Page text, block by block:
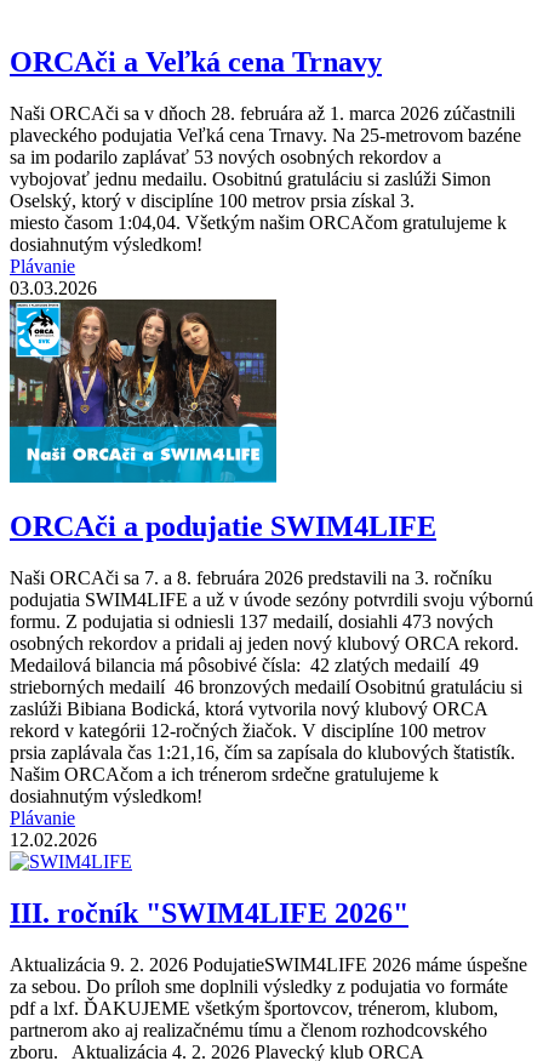
ORCAči a Veľká cena Trnavy
Naši ORCAči sa v dňoch 28. februára až 1. marca 2026 zúčastnili
plaveckého podujatia Veľká cena Trnavy. Na 25-metrovom bazéne
sa im podarilo zaplávať 53 nových osobných rekordov a
vybojovať jednu medailu. Osobitnú gratuláciu si zaslúži Simon
Oselský, ktorý v disciplíne 100 metrov prsia získal 3.
miesto časom 1:04,04. Všetkým našim ORCAčom gratulujeme k
dosiahnutým výsledkom!
Plávanie
03.03.2026
ORCAči a podujatie SWIM4LIFE
Naši ORCAči sa 7. a 8. februára 2026 predstavili na 3. ročníku
podujatia SWIM4LIFE a už v úvode sezóny potvrdili svoju výbornú
formu. Z podujatia si odniesli 137 medailí, dosiahli 473 nových
osobných rekordov a pridali aj jeden nový klubový ORCA rekord.
Medailová bilancia má pôsobivé čísla: 42 zlatých medailí 49
strieborných medailí 46 bronzových medailí Osobitnú gratuláciu si
zaslúži Bibiana Bodická, ktorá vytvorila nový klubový ORCA
rekord v kategórii 12-ročných žiačok. V disciplíne 100 metrov
prsia zaplávala čas 1:21,16, čím sa zapísala do klubových štatistík.
Našim ORCAčom a ich trénerom srdečne gratulujeme k
dosiahnutým výsledkom!
Plávanie
12.02.2026
III. ročník "SWIM4LIFE 2026"
Aktualizácia 9. 2. 2026 PodujatieSWIM4LIFE 2026 máme úspešne
za sebou. Do príloh sme doplnili výsledky z podujatia vo formáte
pdf a lxf. ĎAKUJEME všetkým športovcov, trénerom, klubom,
partnerom ako aj realizačnému tímu a členom rozhodcovského
zboru. Aktualizácia 4. 2. 2026 Plavecký klub ORCA